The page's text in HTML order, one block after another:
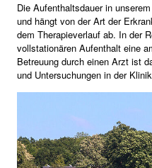
Die Aufenthaltsdauer in
und hängt von der Art der
dem Therapieverlauf ab. In der
vollstationären Aufenthalt eine
Betreuung durch einen Arzt ist
und Untersuchungen in der